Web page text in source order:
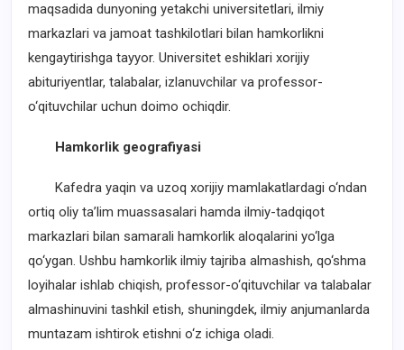
maqsadida dunyoning yetakchi universitetlari, ilmiy
markazlari va jamoat tashkilotlari bilan hamkorlikni
kengaytirishga tayyor. Universitet eshiklari xorijiy
abituriyentlar, talabalar, izlanuvchilar va professor-
o‘qituvchilar uchun doimo ochiqdir.
Hamkorlik geografiyasi
Kafedra yaqin va uzoq xorijiy mamlakatlardagi o‘ndan
ortiq oliy ta’lim muassasalari hamda ilmiy-tadqiqot
markazlari bilan samarali hamkorlik aloqalarini yo‘lga
qo‘ygan. Ushbu hamkorlik ilmiy tajriba almashish, qo‘shma
loyihalar ishlab chiqish, professor-o‘qituvchilar va talabalar
almashinuvini tashkil etish, shuningdek, ilmiy anjumanlarda
muntazam ishtirok etishni o‘z ichiga oladi.